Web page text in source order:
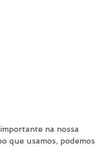
na nossa
que usamos, podemos